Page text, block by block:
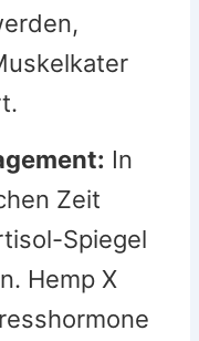
In
Zeit
Spiegel
Hemp X